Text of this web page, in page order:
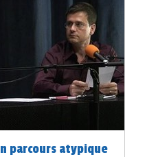
parcours atypique